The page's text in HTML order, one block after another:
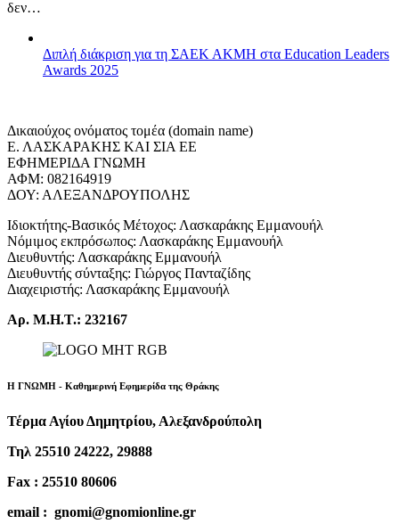
δεν…
Διπλή διάκριση για τη ΣΑΕΚ ΑΚΜΗ στα Education Leaders
Awards 2025
Δικαιούχος ονόματος τομέα (domain name)
Ε. ΛΑΣΚΑΡΑΚΗΣ ΚΑΙ ΣΙΑ ΕΕ
ΕΦΗΜΕΡΙΔΑ ΓΝΩΜΗ
ΑΦΜ: 082164919
ΔΟΥ: ΑΛΕΞΑΝΔΡΟΥΠΟΛΗΣ
Ιδιοκτήτης-Βασικός Μέτοχος: Λασκαράκης Εμμανουήλ
Νόμιμος εκπρόσωπος: Λασκαράκης Εμμανουήλ
Διευθυντής: Λασκαράκης Εμμανουήλ
Διευθυντής σύνταξης: Γιώργος Πανταζίδης
Διαχειριστής: Λασκαράκης Εμμανουήλ
Αρ. Μ.Η.Τ.: 232167
Η ΓΝΩΜΗ - Καθημερινή Εφημερίδα της Θράκης
Τέρμα Αγίου Δημητρίου, Αλεξανδρούπολη
Τηλ 25510 24222, 29888
Fax : 25510 80606
email : gnomi@gnomionline.gr